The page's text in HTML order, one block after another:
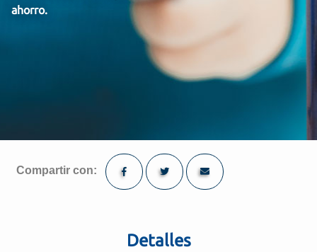
ahorro.
Compartir con:
Detalles